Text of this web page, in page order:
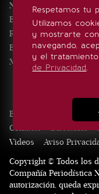
Respetamos tu
Utilizamos
y mostrarte
navegando,
y el
de Privacidad.
Noticias
Eventos
Realeza
Estilo de vida
Minuto x Minuto
Edición Impresa
Contacto
Directorio
Videos
Aviso
Copyright © Todos los
Compañía Periodística
autorización, queda